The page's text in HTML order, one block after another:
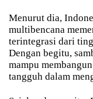
Menurut dia,
multibencana
terintegrasi dari
Dengan begitu,
mampu
tangguh dalam